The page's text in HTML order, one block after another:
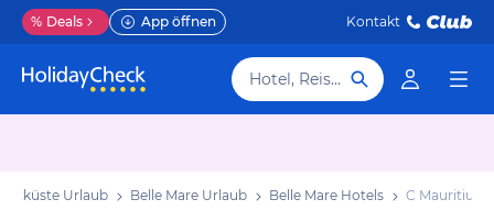
% Deals App öffnen Kontakt
Hotel, Reiseziel
Urlaub Belle Mare Urlaub Belle Mare Hotels C Mauritius